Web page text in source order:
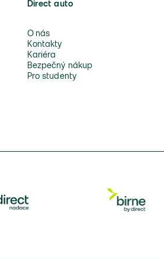
Direct auto
O nás
Kontakty
Kariéra
Bezpečný nákup
Pro studenty